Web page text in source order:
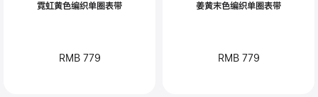
霓虹黄色编织单圈表带
RMB 779
姜黄末色编织单圈表带
RMB 779